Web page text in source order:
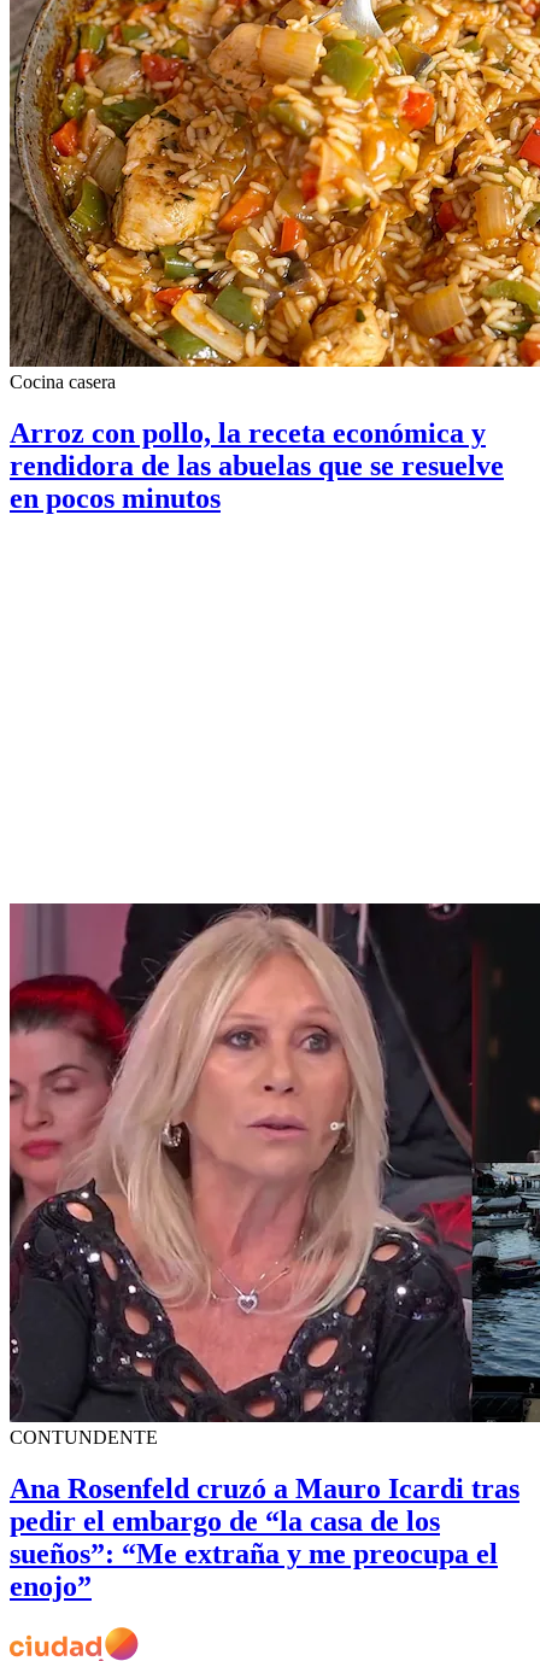
Cocina casera
Arroz con pollo, la receta económica y
rendidora de las abuelas que se resuelve
en pocos minutos
CONTUNDENTE
Ana Rosenfeld cruzó a Mauro Icardi tras
pedir el embargo de “la casa de los
sueños”: “Me extraña y me preocupa el
enojo”